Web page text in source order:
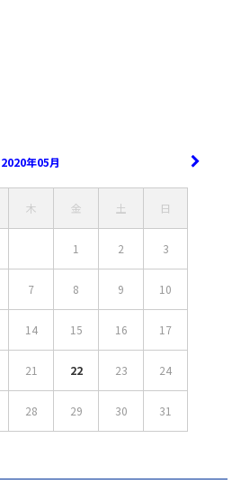
2020年05月
木 金 土 日
1 2 3
7 8 9 10
14 15 16 17
21 22 23 24
28 29 30 31